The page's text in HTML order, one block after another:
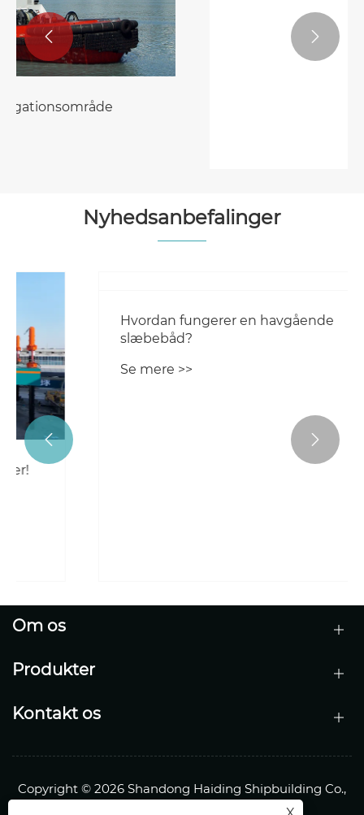
Multifunktionelt servicefartøj
 
Nyhedsanbefalinger
 
Om os
Produkter
Kontakt os
Copyright © 2026 Shandong Haiding Shipbuilding Co.,